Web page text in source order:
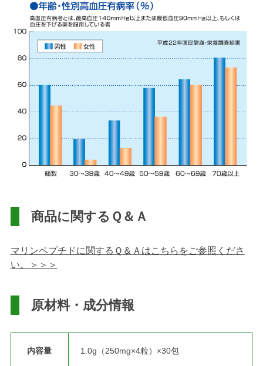
商品に関するＱ＆Ａ
マリンペプチドに関するＱ＆Ａはこちらをご参照くださ
い。＞＞＞
原材料・成分情報
内容量 1.0g（250mg×4粒）×30包